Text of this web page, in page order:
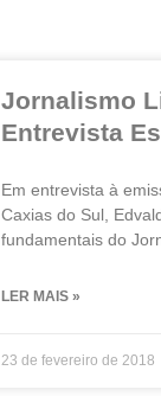
Jornalismo
Entrevista
Em entrevista à
Caxias do Sul,
fundamentais do
LER MAIS »
23 de fevereiro de 2018